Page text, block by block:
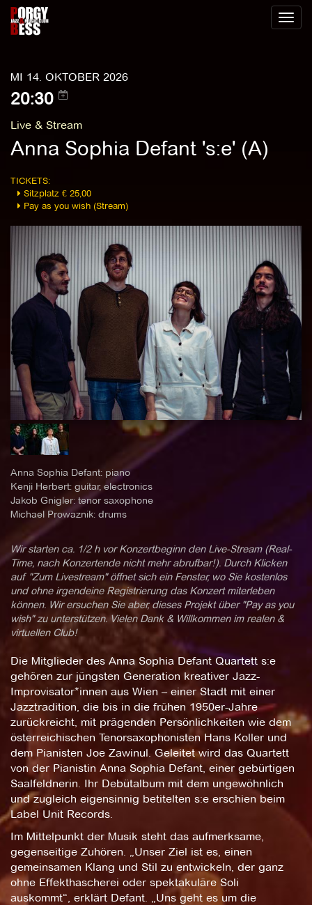
Toggle
MI 14. OKTOBER 2026
20:30
Live & Stream
Anna Sophia Defant 's:e' (A)
TICKETS:
Sitzplatz € 25,00
Pay as you wish (Stream)
Anna Sophia Defant: piano
Kenji Herbert: guitar, electronics
Jakob Gnigler: tenor saxophone
Michael Prowaznik: drums
Wir starten ca. 1/2 h vor Konzertbeginn den Live-Stream (Real-
Time, nach Konzertende nicht mehr abrufbar!). Durch Klicken
auf "Zum Livestream" öffnet sich ein Fenster, wo Sie kostenlos
und ohne irgendeine Registrierung das Konzert miterleben
können. Wir ersuchen Sie aber, dieses Projekt über "Pay as you
wish" zu unterstützen. Vielen Dank & Willkommen im realen &
virtuellen Club!
Die Mitglieder des Anna Sophia Defant Quartett s:e
gehören zur jüngsten Generation kreativer Jazz-
Improvisator*innen aus Wien – einer Stadt mit einer
Jazztradition, die bis in die frühen 1950er-Jahre
zurückreicht, mit prägenden Persönlichkeiten wie dem
österreichischen Tenorsaxophonisten Hans Koller und
dem Pianisten Joe Zawinul. Geleitet wird das Quartett
von der Pianistin Anna Sophia Defant, einer gebürtigen
Saalfeldnerin. Ihr Debütalbum mit dem ungewöhnlich
und zugleich eigensinnig betitelten s:e erschien beim
Label Unit Records.
Im Mittelpunkt der Musik steht das aufmerksame,
gegenseitige Zuhören. „Unser Ziel ist es, einen
gemeinsamen Klang und Stil zu entwickeln, der ganz
ohne Effekthascherei oder spektakuläre Soli
auskommt“, erklärt Defant. „Uns geht es um die